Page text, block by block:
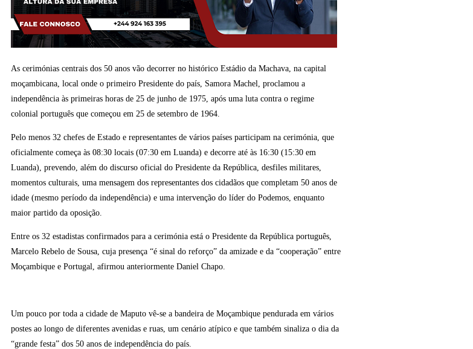
As cerimónias centrais dos 50 anos vão decorrer no histórico Estádio da Machava, na capital
moçambicana, local onde o primeiro Presidente do país, Samora Machel, proclamou a
independência às primeiras horas de 25 de junho de 1975, após uma luta contra o regime
colonial português que começou em 25 de setembro de 1964.
Pelo menos 32 chefes de Estado e representantes de vários países participam na cerimónia, que
oficialmente começa às 08:30 locais (07:30 em Luanda) e decorre até às 16:30 (15:30 em
Luanda), prevendo, além do discurso oficial do Presidente da República, desfiles militares,
momentos culturais, uma mensagem dos representantes dos cidadãos que completam 50 anos de
idade (mesmo período da independência) e uma intervenção do líder do Podemos, enquanto
maior partido da oposição.
Entre os 32 estadistas confirmados para a cerimónia está o Presidente da República português,
Marcelo Rebelo de Sousa, cuja presença “é sinal do reforço” da amizade e da “cooperação” entre
Moçambique e Portugal, afirmou anteriormente Daniel Chapo.
Um pouco por toda a cidade de Maputo vê-se a bandeira de Moçambique pendurada em vários
postes ao longo de diferentes avenidas e ruas, um cenário atípico e que também sinaliza o dia da
“grande festa” dos 50 anos de independência do país.